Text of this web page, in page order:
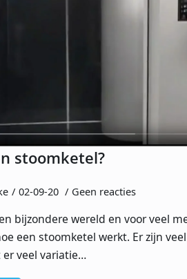
stoomketel?
02-09-20 Geen reacties
bijzondere wereld en voor veel
een stoomketel werkt. Er zijn
veel variatie…